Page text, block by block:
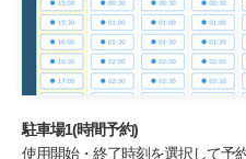
駐車場1(時間予約)
使用開始・終了時刻を選択して予